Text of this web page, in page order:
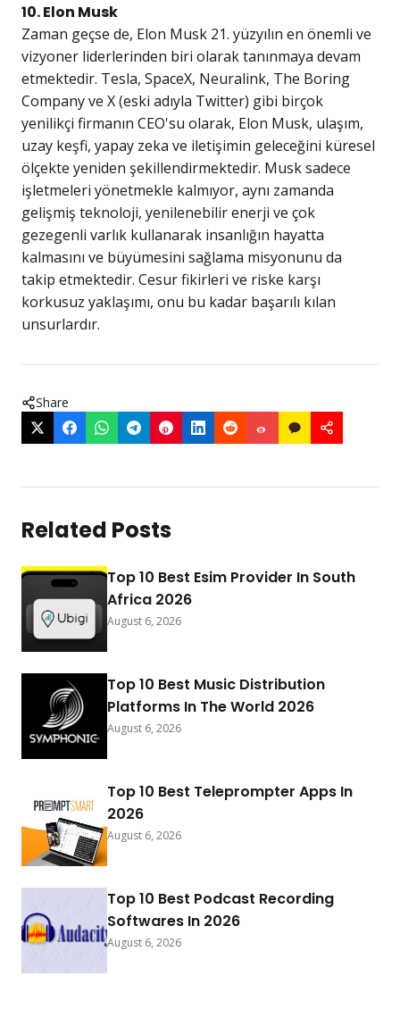
10. Elon Musk
Zaman geçse de, Elon Musk 21. yüzyılın en önemli ve
vizyoner liderlerinden biri olarak tanınmaya devam
etmektedir. Tesla, SpaceX, Neuralink, The Boring
Company ve X (eski adıyla Twitter) gibi birçok
yenilikçi firmanın CEO'su olarak, Elon Musk, ulaşım,
uzay keşfi, yapay zeka ve iletişimin geleceğini küresel
ölçekte yeniden şekillendirmektedir. Musk sadece
işletmeleri yönetmekle kalmıyor, aynı zamanda
gelişmiş teknoloji, yenilenebilir enerji ve çok
gezegenli varlık kullanarak insanlığın hayatta
kalmasını ve büyümesini sağlama misyonunu da
takip etmektedir. Cesur fikirleri ve riske karşı
korkusuz yaklaşımı, onu bu kadar başarılı kılan
unsurlardır.
Share
Related Posts
Top 10 Best Esim Provider In South
Africa 2026
August 6, 2026
Top 10 Best Music Distribution
Platforms In The World 2026
August 6, 2026
Top 10 Best Teleprompter Apps In
2026
August 6, 2026
Top 10 Best Podcast Recording
Softwares In 2026
August 6, 2026